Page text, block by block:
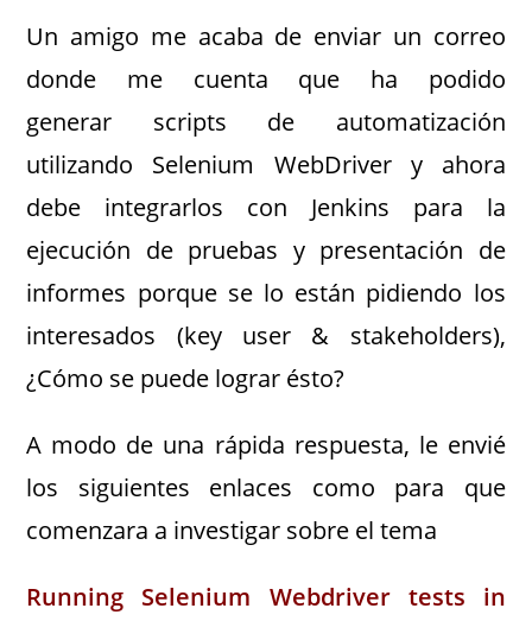
Un amigo me acaba de enviar un correo
donde me cuenta que ha podido
generar scripts de automatización
utilizando Selenium WebDriver y ahora
debe integrarlos con Jenkins para la
ejecución de pruebas y presentación de
informes porque se lo están pidiendo los
interesados (key user & stakeholders),
¿Cómo se puede lograr ésto?
A modo de una rápida respuesta, le envié
los siguientes enlaces como para que
comenzara a investigar sobre el tema
Running Selenium Webdriver tests in